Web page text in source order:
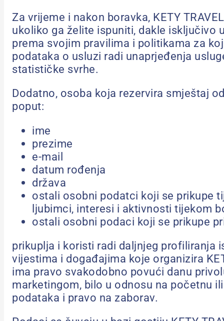
Za vrijeme i nakon boravka, KETY
ukoliko ga želite ispuniti, dakle isključivo
prema svojim pravilima i politikama za
podataka o usluzi radi unaprjeđenja
statističke svrhe.
Dodatno, osoba koja rezervira smještaj
poput:
ime
prezime
e-mail
datum rođenja
država
ostali osobni podatci koji se prikupe
ljubimci, interesi i aktivnosti tijekom
ostali osobni podaci koji se prikupe
prikuplja i koristi radi daljnjeg profiliranja
vijestima i događajima koje organizira
ima pravo svakodobno povući danu
marketingom, bilo u odnosu na početnu
podataka i pravo na zaborav.